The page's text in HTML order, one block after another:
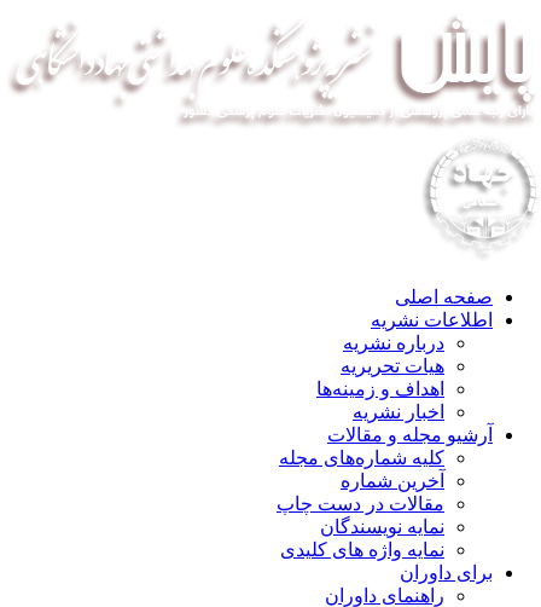
صفحه اصلی
اطلاعات نشریه
درباره نشریه
هیات تحریریه
اهداف و زمینه‌ها
اخبار نشریه
آرشیو مجله و مقالات
کلیه شماره‌های مجله
آخرین شماره
مقالات در دست چاپ
نمایه نویسندگان
نمایه واژه های کلیدی
برای داوران
راهنمای داوران